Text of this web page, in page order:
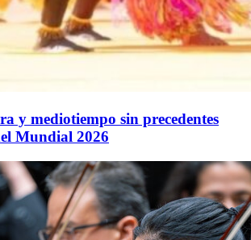
y mediotiempo sin precedentes
Mundial 2026